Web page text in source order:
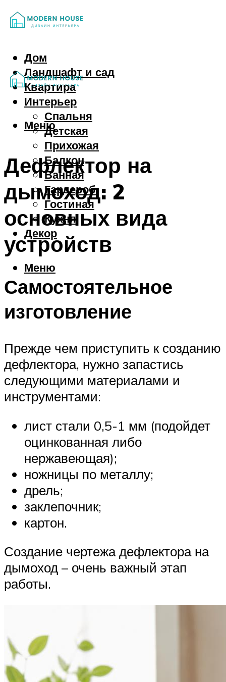
Дом
Ландшафт и сад
Квартира
Интерьер
Спальня
Детская
Прихожая
Балкон
Ванная
Гардероб
Гостиная
Кухня
Декор
Меню
Меню
Дефлектор на
дымоход: 2
основных вида
устройств
Самостоятельное
изготовление
Прежде чем приступить к созданию
дефлектора, нужно запастись
следующими материалами и
инструментами:
лист стали 0,5-1 мм (подойдет
оцинкованная либо
нержавеющая);
ножницы по металлу;
дрель;
заклепочник;
картон.
Создание чертежа дефлектора на
дымоход – очень важный этап
работы.